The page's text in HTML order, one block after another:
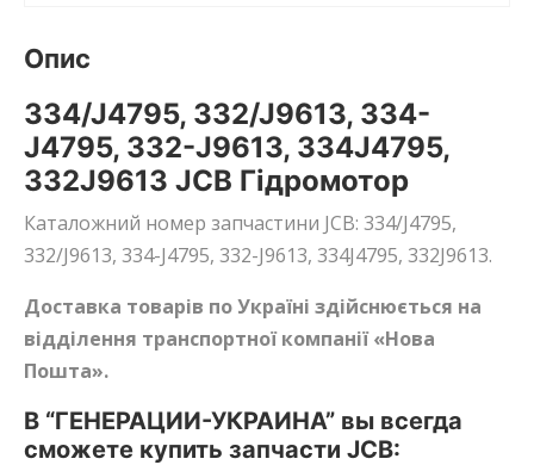
Опис
334/J4795, 332/J9613, 334-
J4795, 332-J9613, 334J4795,
332J9613 JCB Гідромотор
Каталожний номер запчастини JCB: 334/J4795,
332/J9613, 334-J4795, 332-J9613, 334J4795, 332J9613.
Доставка товарів по Україні здійснюється на
відділення транспортної компанії «Нова
Пошта».
В “ГЕНЕРАЦИИ-УКРАИНА” вы всегда
сможете купить запчасти JCB: